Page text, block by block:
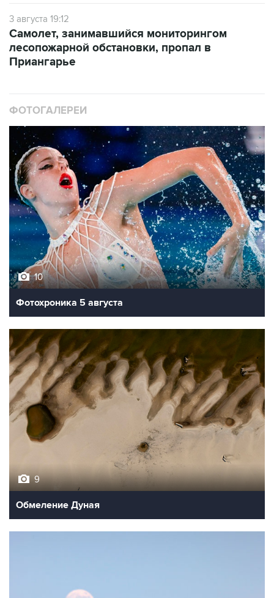
3 августа 19:12
Самолет, занимавшийся мониторингом
лесопожарной обстановки, пропал в
Приангарье
ФОТОГАЛЕРЕИ
10
Фотохроника 5 августа
9
Обмеление Дуная